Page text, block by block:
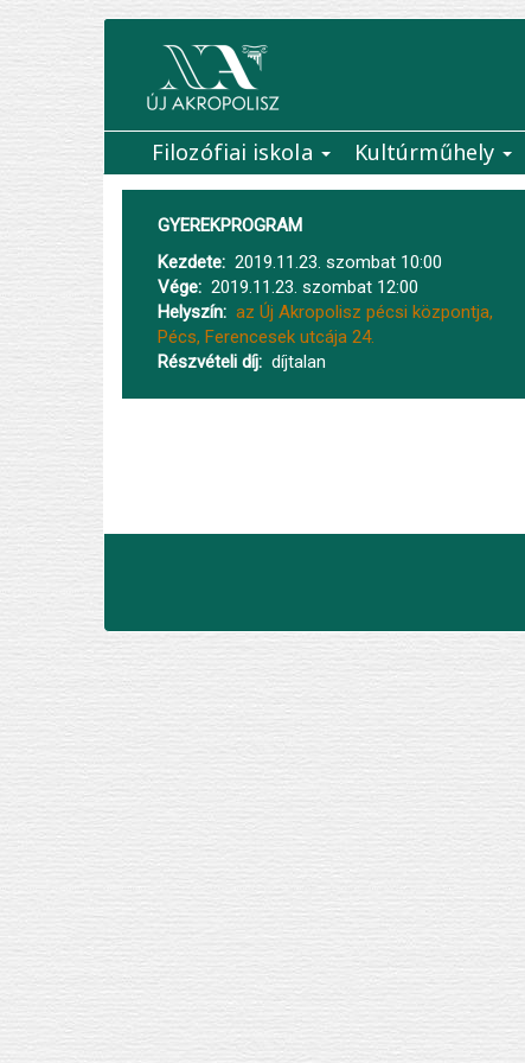
Main
navigation
Filozófiai iskola Kultúrműhely
GYEREKPROGRAM
Kezdete
2019.11.23. szombat 10:00
Vége
2019.11.23. szombat 12:00
Helyszín
az Új Akropolisz pécsi központja,
Pécs, Ferencesek utcája 24.
Részvételi díj
díjtalan